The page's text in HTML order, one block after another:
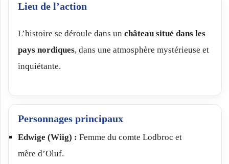
Lieu de l’action
L’histoire se déroule dans un château situé dans les
pays nordiques, dans une atmosphère mystérieuse et
inquiétante.
Personnages principaux
Edwige (Wiig) : Femme du comte Lodbroc et
mère d’Oluf.